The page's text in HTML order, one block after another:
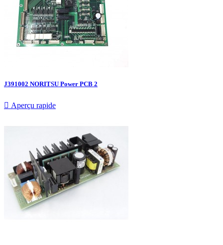
J391002 NORITSU Power PCB 2
 Aperçu rapide